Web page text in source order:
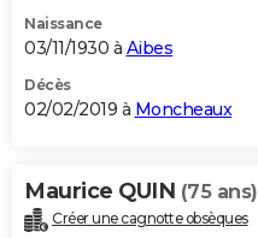
Naissance
03/11/1930 à Aibes
Décès
02/02/2019 à Moncheaux
Maurice QUIN (75 ans)
Créer une cagnotte obsèques